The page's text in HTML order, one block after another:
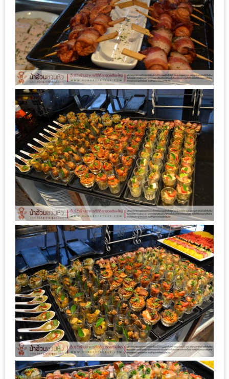
น้า
อ้วน
ชวน
หิว
ข้าว
อะไร
เอ่ย
อร่อย
ที่สุด?
งาน
แฟร์
เรื่อง
บ้าน
ที่
ทุก
คน
ต้อง
มา
พบ
สินค้า
เรื่อง
บ้าน
คุ้ม
ครบ
จบ